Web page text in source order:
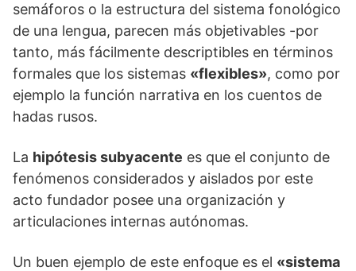
semáforos o la estructura del sistema fonológico
de una lengua, parecen más objetivables -por
tanto, más fácilmente descriptibles en términos
formales que los sistemas «flexibles», como por
ejemplo la función narrativa en los cuentos de
hadas rusos.
La hipótesis subyacente es que el conjunto de
fenómenos considerados y aislados por este
acto fundador posee una organización y
articulaciones internas autónomas.
Un buen ejemplo de este enfoque es el «sistema